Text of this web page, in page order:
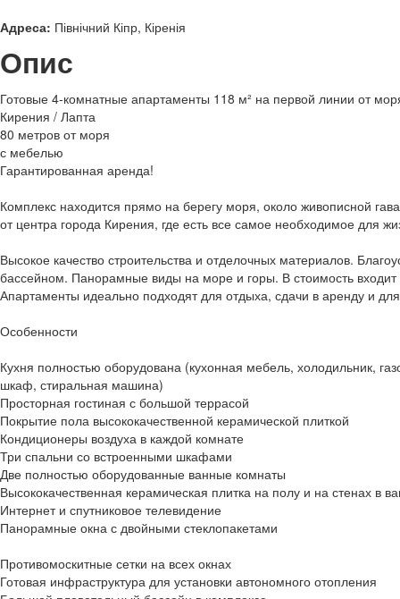
Адреса: Північний Кіпр, Кіренія
Опис
Готовые 4-комнатные апартаменты 118 м² на первой линии от
Кирения / Лапта
80 метров от моря
с мебелью
Гарантированная аренда!
Комплекс находится прямо на берегу моря, около живописной
от центра города Кирения, где есть все самое необходимое для
Высокое качество строительства и отделочных материалов.
бассейном. Панорамные виды на море и горы. В стоимость входит
Апартаменты идеально подходят для отдыха, сдачи в аренду и
Особенности
Кухня полностью оборудована (кухонная мебель, холодильник,
шкаф, стиральная машина)
Просторная гостиная с большой террасой
Покрытие пола высококачественной керамической плиткой
Кондиционеры воздуха в каждой комнате
Три спальни со встроенными шкафами
Две полностью оборудованные ванные комнаты
Высококачественная керамическая плитка на полу и на стенах в
Интернет и спутниковое телевидение
Панорамные окна с двойными стеклопакетами
Противомоскитные сетки на всех окнах
Готовая инфраструктура для установки автономного отопления